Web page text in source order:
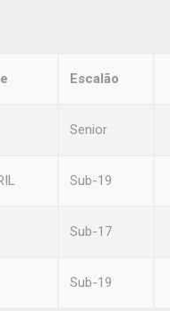
Escalão
Senior
Sub-19
Sub-17
Sub-19